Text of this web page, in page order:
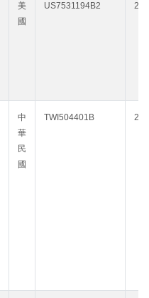
美
國
US7531194B2
中
華
民
國
TWI504401B